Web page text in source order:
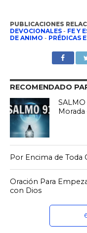
PUBLICACIONES
DEVOCIONALES- FE Y
DE ANIMO - PRÉDICAS
RECOMENDADO
Por Encima de Toda
Oración Para
con Dios